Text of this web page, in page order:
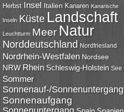
Herbst Insel Italien Kanaren Kanarische
Inseln Küste Landschaft
Leuchtturm Meer Natur
Norddeutschland Nordfriesland
Nordrhein-Westfalen Nordsee
NRW Rhein Schleswig-Holstein See
Sommer
Sonnenauf-/Sonnenuntergang
Sonnenaufgang